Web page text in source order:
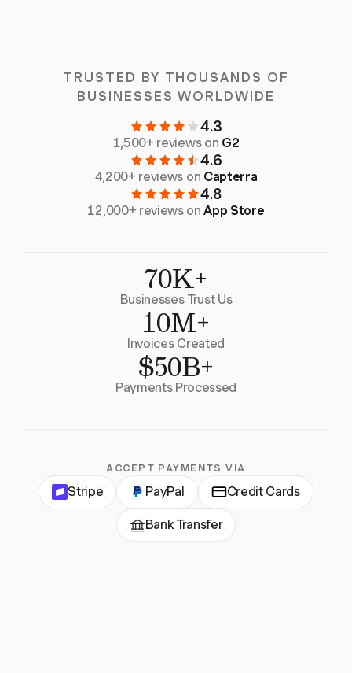
TRUSTED BY THOUSANDS OF
BUSINESSES WORLDWIDE
4.3
1,500+ reviews on G2
4.6
4,200+ reviews on Capterra
4.8
12,000+ reviews onApp Store
70K+
Businesses Trust Us
10M+
Invoices Created
$50B+
Payments Processed
ACCEPT PAYMENTS VIA
Stripe PayPal Credit Cards
Bank Transfer